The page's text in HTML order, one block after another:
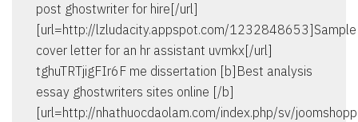
post ghostwriter for hire[/url]
[url=http://lzludacity.appspot.com/1232848653]Sample
cover letter for an hr assistant uvmkx[/url]
tghuTRTjigFIr6F me dissertation [b]Best analysis
essay ghostwriters sites online [/b]
[url=http://nhathuocdaolam.com/index.php/sv/